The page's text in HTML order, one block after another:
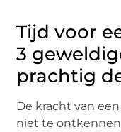
Tijd voor
3
prachtig
De kracht van
niet te